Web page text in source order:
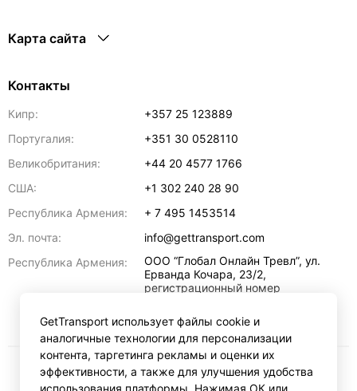
Карта сайта
Контакты
Кипр:
+357 25 123889
Португалия:
+351 30 0528110
Великобритания:
+44 20 4577 1766
США:
+1 302 240 28 90
Республика Армения:
+ 7 495 1453514
Эл. почта:
info@gettransport.com
Республика Армения:
ООО “Глобал Онлайн Тревл”, ул.
Ерванда Кочара, 23/2,
регистрационный номер
Ереван
0070
RUB
GetTransport использует файлы cookie и
аналогичные технологии для персонализации
контента, таргетинга рекламы и оценки их
эффективности, а также для улучшения удобства
использования платформы. Нажимая ОК или